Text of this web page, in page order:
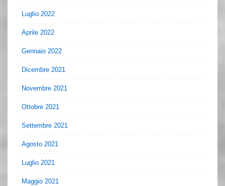
Luglio 2022
Aprile 2022
Gennaio 2022
Dicembre 2021
Novembre 2021
Ottobre 2021
Settembre 2021
Agosto 2021
Luglio 2021
Maggio 2021